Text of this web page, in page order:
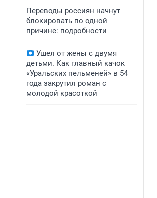
Переводы россиян начнут
блокировать по одной
причине: подробности
Ушел от жены с двумя
детьми. Как главный качок
«Уральских пельменей» в 54
года закрутил роман с
молодой красоткой